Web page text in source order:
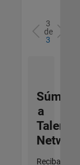
3
de
3
Súmese
a
Talent
Network
Reciba